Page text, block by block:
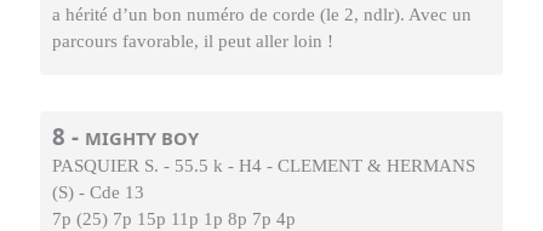
a hérité d’un bon numéro de corde (le 2, ndlr). Avec un
parcours favorable, il peut aller loin !
8 - MIGHTY BOY
PASQUIER S. - 55.5 k - H4 - CLEMENT & HERMANS
(S) - Cde 13
7p (25) 7p 15p 11p 1p 8p 7p 4p